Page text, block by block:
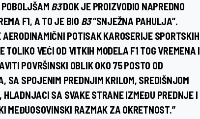
B3DOK JE PROIZVODIO NAPREDNO
F1, A TO JE BIO B3“SNJEŽNA PAHULJA”.
POTISAK KAROSERIJE SPORTSKIH
TOLIKO VEĆI OD VITKIH MODELA F1 TOG VREMENA I
POVRŠINSKI OBLIK OKO 75 POSTO OD
SA SPOJENIM PREDNJIM KRILOM, SREDIŠNJOM
HLADNJACI SA SVAKE STRANE IZMEĐU PREDNJE I
MEĐUOSOVINSKI RAZMAK ZA OKRETNOST.”